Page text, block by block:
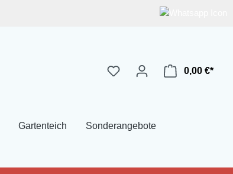
0,00 €*
Gartenteich Sonderangebote